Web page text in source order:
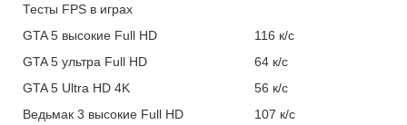
Тесты FPS в играх
GTA 5 высокие Full HD
116 к/с
GTA 5 ультра Full HD
64 к/с
GTA 5 Ultra HD 4K
56 к/с
Ведьмак 3 высокие Full HD
107 к/с